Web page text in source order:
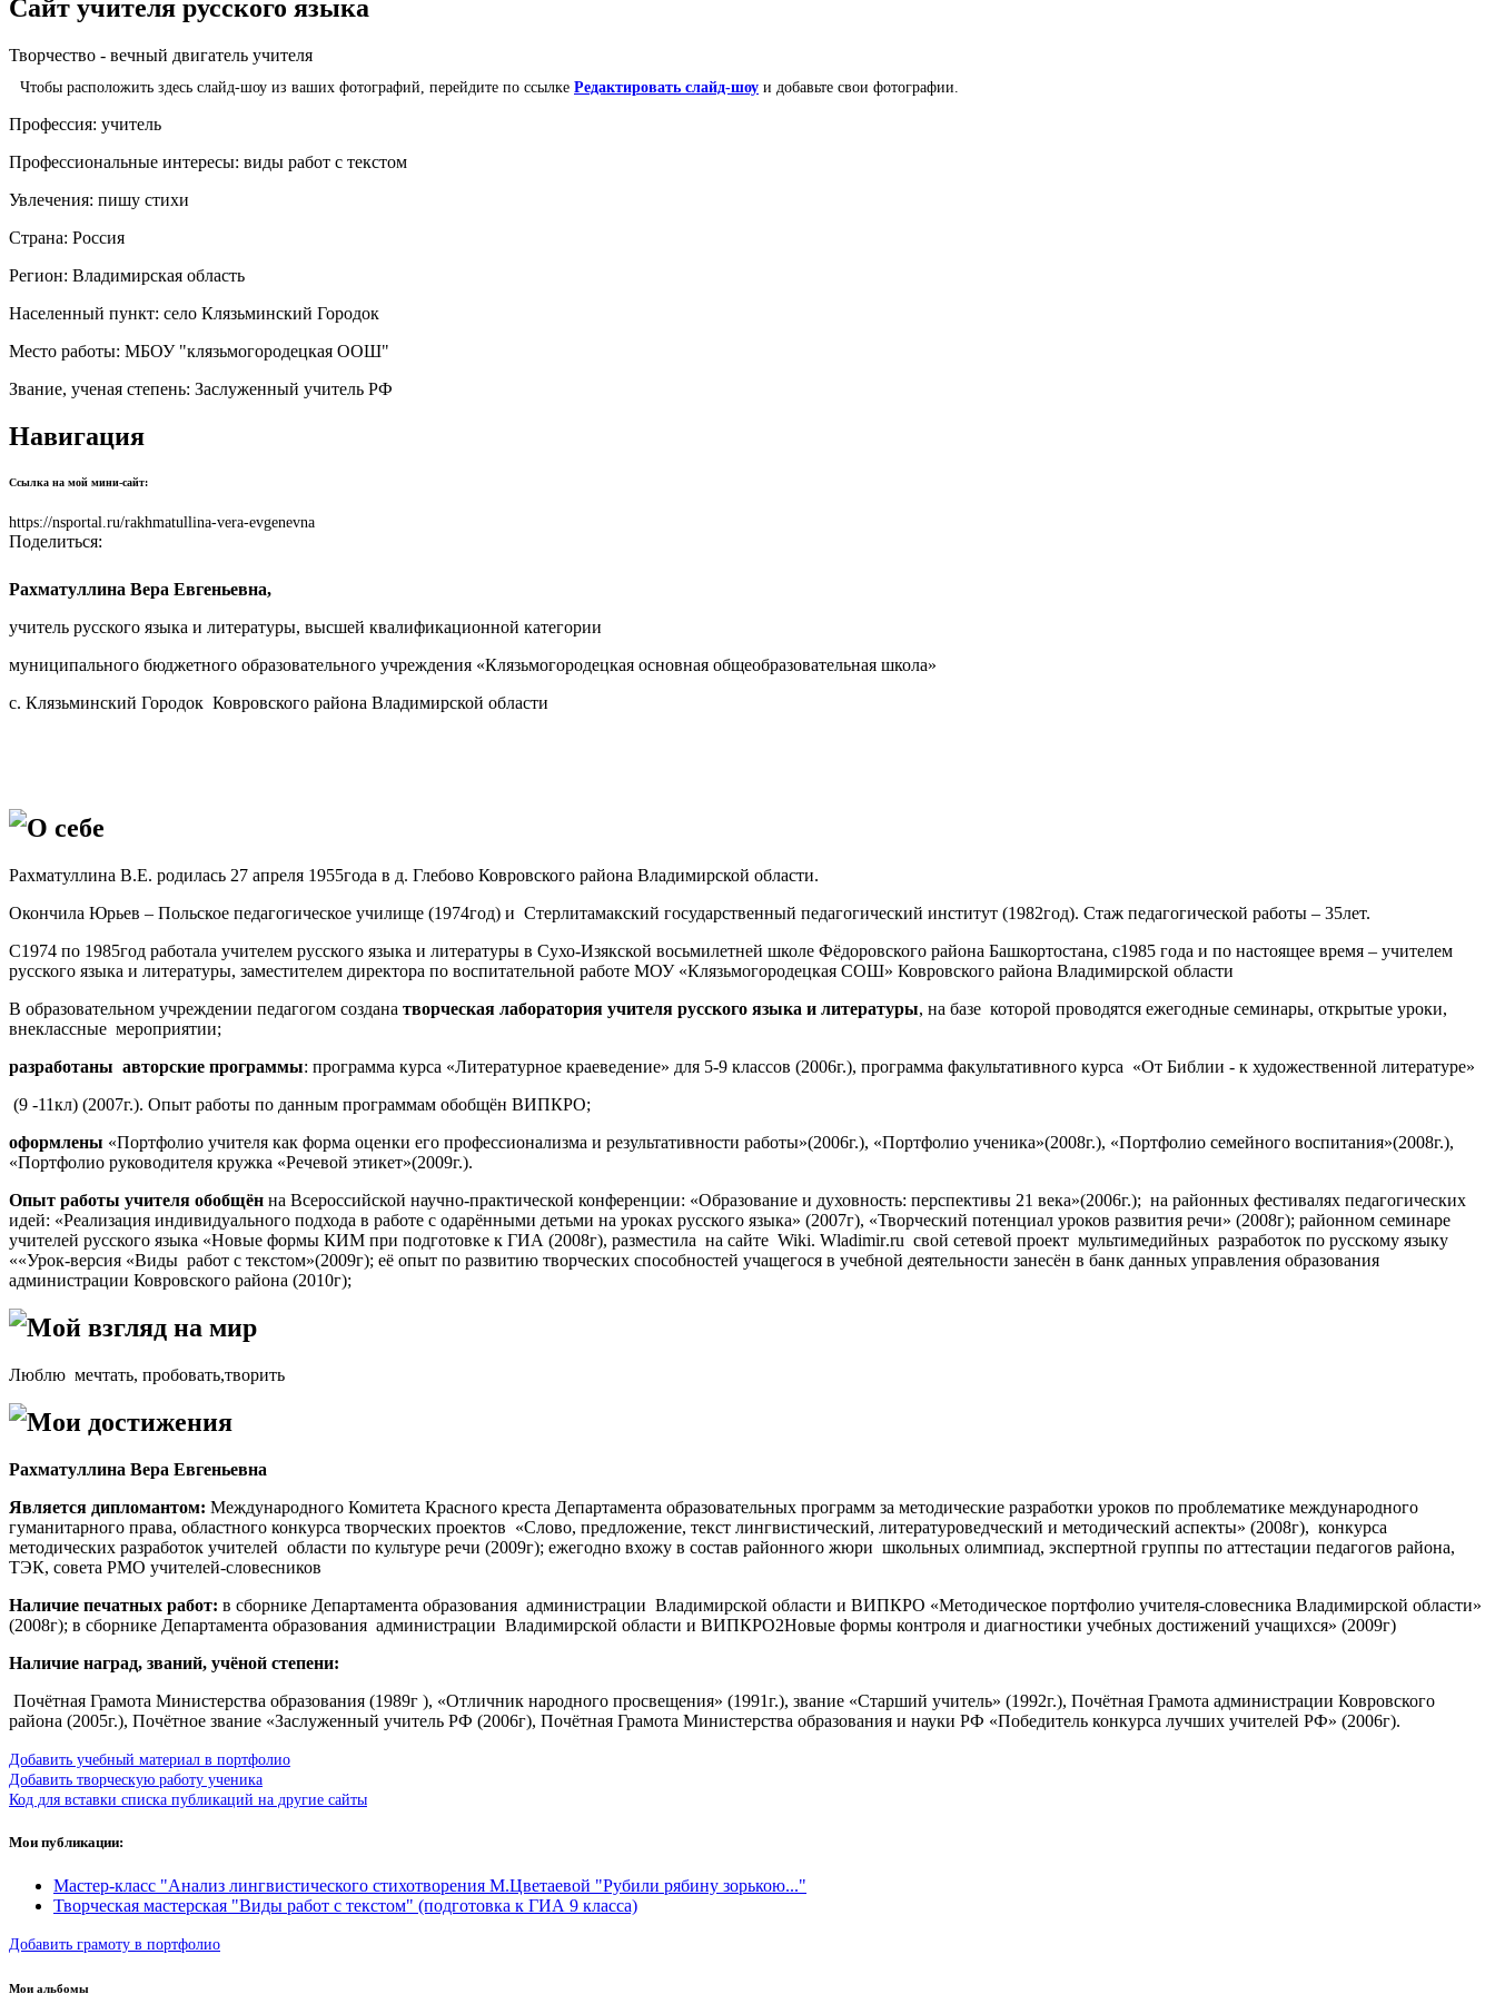
Сайт учителя русского языка
Творчество - вечный двигатель учителя
Чтобы расположить здесь слайд-шоу из ваших фотографий, перейдите по ссылке Редактировать слайд-шоу и добавьте свои фотографии.
Профессия: учитель
Профессиональные интересы: виды работ с текстом
Увлечения: пишу стихи
Страна: Россия
Регион: Владимирская область
Населенный пункт: село Клязьминский Городок
Место работы: МБОУ "клязьмогородецкая ООШ"
Звание, ученая степень: Заслуженный учитель РФ
Навигация
Ссылка на мой мини-сайт:
https://nsportal.ru/rakhmatullina-vera-evgenevna
Поделиться:
Рахматуллина Вера Евгеньевна,
учитель русского языка и литературы, высшей квалификационной категории
муниципального бюджетного образовательного учреждения «Клязьмогородецкая основная общеобразовательная школа»
с. Клязьминский Городок Ковровского района Владимирской области
О себе
Рахматуллина В.Е. родилась 27 апреля 1955года в д. Глебово Ковровского района Владимирской области.
Окончила Юрьев – Польское педагогическое училище (1974год) и Стерлитамакский государственный педагогический институт (1982год). Стаж педагогической работы – 35лет.
С1974 по 1985год работала учителем русского языка и литературы в Сухо-Изякской восьмилетней школе Фёдоровского района Башкортостана, с1985 года и по настоящее время – учителем
русского языка и литературы, заместителем директора по воспитательной работе МОУ «Клязьмогородецкая СОШ» Ковровского района Владимирской области
В образовательном учреждении педагогом создана творческая лаборатория учителя русского языка и литературы, на базе которой проводятся ежегодные семинары, открытые уроки,
внеклассные мероприятии;
разработаны авторские программы: программа курса «Литературное краеведение» для 5-9 классов (2006г.), программа факультативного курса «От Библии - к художественной литературе»
(9 -11кл) (2007г.). Опыт работы по данным программам обобщён ВИПКРО;
оформлены «Портфолио учителя как форма оценки его профессионализма и результативности работы»(2006г.), «Портфолио ученика»(2008г.), «Портфолио семейного воспитания»(2008г.),
«Портфолио руководителя кружка «Речевой этикет»(2009г.).
Опыт работы учителя обобщён на Всероссийской научно-практической конференции: «Образование и духовность: перспективы 21 века»(2006г.); на районных фестивалях педагогических
идей: «Реализация индивидуального подхода в работе с одарёнными детьми на уроках русского языка» (2007г), «Творческий потенциал уроков развития речи» (2008г); районном семинаре
учителей русского языка «Новые формы КИМ при подготовке к ГИА (2008г), разместила на сайте Wiki. Wladimir.ru свой сетевой проект мультимедийных разработок по русскому языку
««Урок-версия «Виды работ с текстом»(2009г); её опыт по развитию творческих способностей учащегося в учебной деятельности занесён в банк данных управления образования
администрации Ковровского района (2010г);
Мой взгляд на мир
Люблю мечтать, пробовать,творить
Мои достижения
Рахматуллина Вера Евгеньевна
Является дипломантом: Международного Комитета Красного креста Департамента образовательных программ за методические разработки уроков по проблематике международного
гуманитарного права, областного конкурса творческих проектов «Слово, предложение, текст лингвистический, литературоведческий и методический аспекты» (2008г), конкурса
методических разработок учителей области по культуре речи (2009г); ежегодно вхожу в состав районного жюри школьных олимпиад, экспертной группы по аттестации педагогов района,
ТЭК, совета РМО учителей-словесников
Наличие печатных работ: в сборнике Департамента образования администрации Владимирской области и ВИПКРО «Методическое портфолио учителя-словесника Владимирской области»
(2008г); в сборнике Департамента образования администрации Владимирской области и ВИПКРО2Новые формы контроля и диагностики учебных достижений учащихся» (2009г)
Наличие наград, званий, учёной степени:
Почётная Грамота Министерства образования (1989г ), «Отличник народного просвещения» (1991г.), звание «Старший учитель» (1992г.), Почётная Грамота администрации Ковровского
района (2005г.), Почётное звание «Заслуженный учитель РФ (2006г), Почётная Грамота Министерства образования и науки РФ «Победитель конкурса лучших учителей РФ» (2006г).
Добавить учебный материал в портфолио
Добавить творческую работу ученика
Код для вставки списка публикаций на другие сайты
Мои публикации:
Мастер-класс "Анализ лингвистического стихотворения М.Цветаевой "Рубили рябину зорькою..."
Творческая мастерская "Виды работ с текстом" (подготовка к ГИА 9 класса)
Добавить грамоту в портфолио
Мои альбомы